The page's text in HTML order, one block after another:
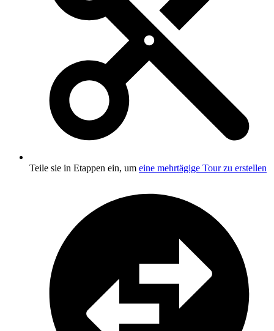
Teile sie in Etappen ein, um eine mehrtägige Tour zu erstellen